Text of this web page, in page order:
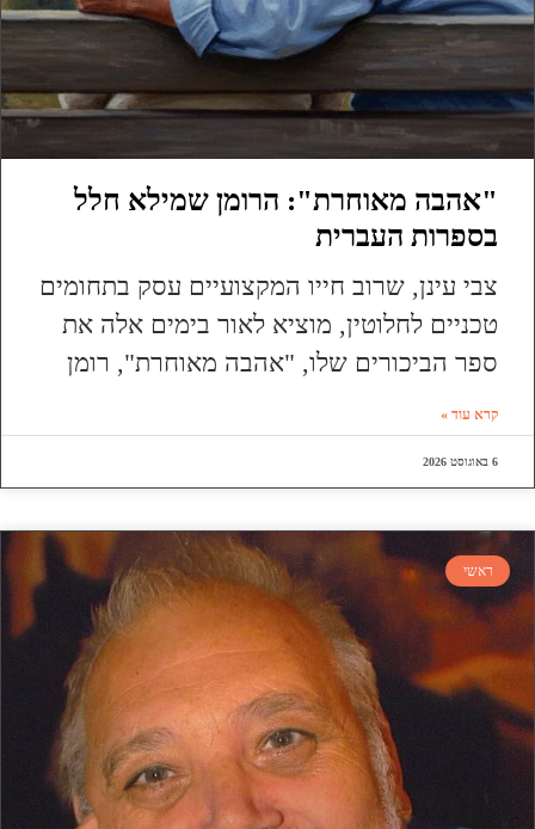
"אהבה מאוחרת": הרומן שמילא חלל
בספרות העברית
צבי עינן, שרוב חייו המקצועיים עסק בתחומים
טכניים לחלוטין, מוציא לאור בימים אלה את
ספר הביכורים שלו, "אהבה מאוחרת", רומן
קרא עוד »
6 באוגוסט 2026
ראשי